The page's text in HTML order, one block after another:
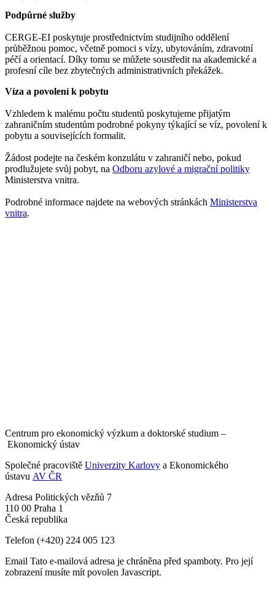
Podpůrné služby
CERGE-EI poskytuje prostřednictvím studijního oddělení
průběžnou pomoc, včetně pomoci s vízy, ubytováním, zdravotní
péčí a orientací. Díky tomu se můžete soustředit na akademické a
profesní cíle bez zbytečných administrativních překážek.
Víza a povolení k pobytu
Vzhledem k malému počtu studentů poskytujeme přijatým
zahraničním studentům podrobné pokyny týkající se víz, povolení k
pobytu a souvisejících formalit.
Žádost podejte na českém konzulátu v zahraničí nebo, pokud
prodlužujete svůj pobyt, na Odboru azylové a migrační politiky
Ministerstva vnitra.
Podrobné informace najdete na webových stránkách Ministerstva
vnitra.
Centrum pro ekonomický výzkum a doktorské studium –
Ekonomický ústav
Společné pracoviště Univerzity Karlovy a Ekonomického
ústavu AV ČR
Adresa Politických vězňů 7
110 00 Praha 1
Česká republika
Telefon (+420) 224 005 123
Email Tato e-mailová adresa je chráněna před spamboty. Pro její
zobrazení musíte mít povolen Javascript.